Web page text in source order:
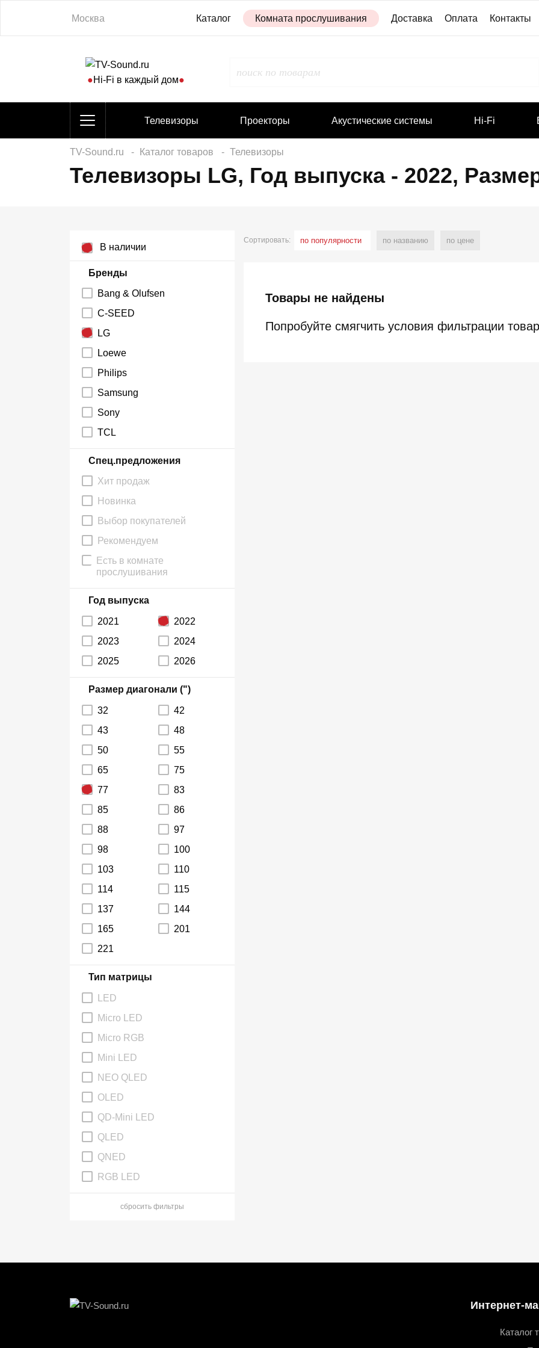
Москва Каталог Комната прослушивания Доставка Оплата Контакты
●Hi-Fi в каждый дом●
Телевизоры Проекторы Акустические системы Hi-Fi
TV-Sound.ru Каталог товаров Телевизоры
Телевизоры LG, Год выпуска - 2022,
В наличии
Бренды
Bang & Olufsen
C-SEED
LG
Loewe
Philips
Samsung
Sony
TCL
Спец.предложения
Хит продаж
Новинка
Выбор покупателей
Рекомендуем
Есть в комнате
прослушивания
Год выпуска
2021
2022
2023
2024
2025
2026
Размер диагонали (")
32
42
43
48
50
55
65
75
77
83
85
86
88
97
98
100
103
110
114
115
137
144
165
201
221
Тип матрицы
LED
Micro LED
Micro RGB
Mini LED
NEO QLED
OLED
QD-Mini LED
QLED
QNED
RGB LED
сбросить фильтры
Сортировать: по популярности по названию по цене
Товары не найдены
Попробуйте смягчить условия фильтрации
Интернет-
Каталог